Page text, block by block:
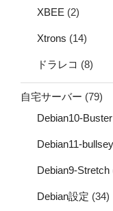
XBEE (2)
Xtrons (14)
ドラレコ (8)
自宅サーバー (79)
Debian10-Buster
Debian11-
Debian9-Stretch
Debian設定 (34)